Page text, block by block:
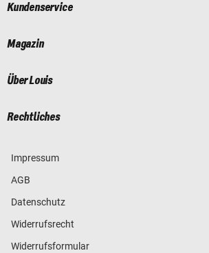
Kundenservice
Magazin
Über Louis
Rechtliches
Impressum
AGB
Datenschutz
Widerrufsrecht
Widerrufsformular